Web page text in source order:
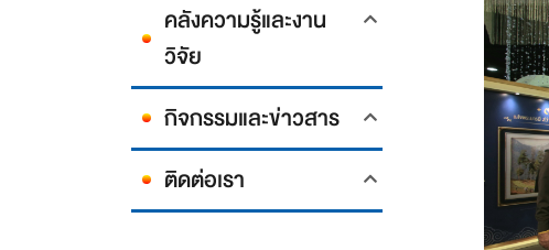
คลังความรู้และงาน
วิจัย
กิจกรรมและข่าวสาร
ติดต่อเรา